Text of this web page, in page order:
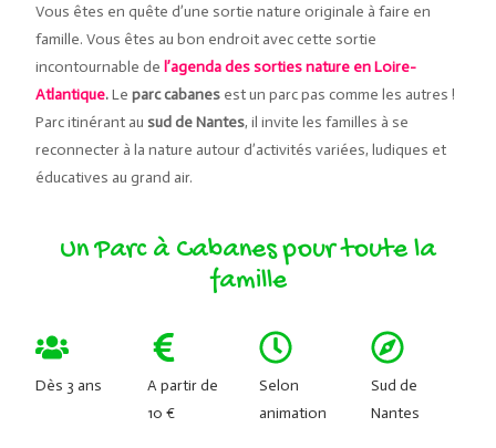
Vous êtes en quête d’une sortie nature originale à faire en
famille. Vous êtes au bon endroit avec cette sortie
incontournable de l’agenda des sorties nature en Loire-
Atlantique.Leparc cabanes est un parc pas comme les autres !
Parc itinérant ausud de Nantes, il invite les familles à se
reconnecter à la nature autour d’activités variées, ludiques et
éducatives au grand air.
Un Parc à Cabanes pour toute la
famille
Dès 3 ans
A partir de
10 €
Selon
animation
Sud de
Nantes